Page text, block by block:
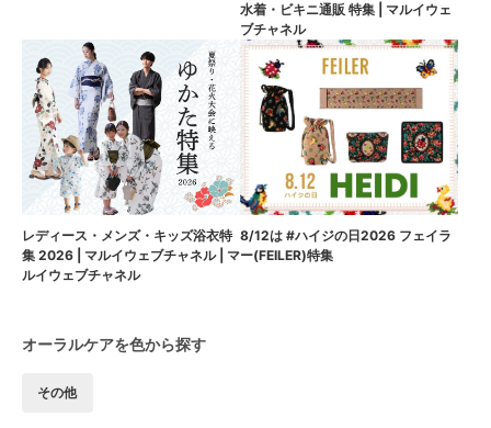
水着・ビキニ通販 特集 | マルイウェ
ブチャネル
レディース・メンズ・キッズ浴衣特
集 2026 | マルイウェブチャネル | マ
ルイウェブチャネル
8/12は #ハイジの日2026 フェイラ
ー(FEILER)特集
オーラルケアを色から探す
その他